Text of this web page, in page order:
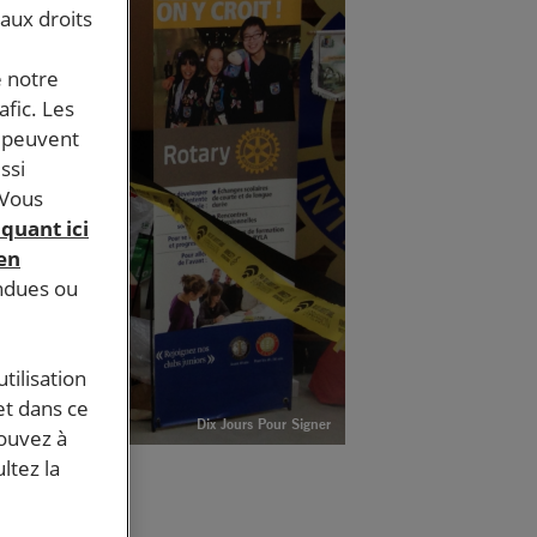
Dix Jours Pour Signer
droits
notre
Les
ici
ou
dans ce
à
la